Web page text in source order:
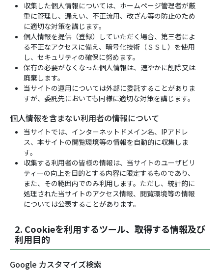
収集した個人情報については、ホームページ管理者が厳
重に管理し、漏えい、不正流用、改ざん等の防止のため
に適切な対策を講じます。
個人情報を提供（登録）していただく場合、第三者によ
る不正なアクセスに備え、暗号化技術（ＳＳＬ）を使用
し、セキュリティの確保に努めます。
保有の必要がなくなった個人情報は、速やかに削除又は
廃棄します。
当サイトの運用については外部に委託することがありま
すが、委託先においても同様に適切な対策を講じます。
個人情報を含まない利用者の情報について
当サイトでは、インターネットドメイン名、IPアドレ
ス、本サイトの閲覧環境等の情報を自動的に収集しま
す。
収集する利用者の皆様の情報は、当サイトのユーザビリ
ティーの向上を目的とする内容に限定するものであり、
また、その範囲内でのみ利用します。ただし、統計的に
処理された当サイトのアクセス情報、閲覧環境等の情報
については公表することがあります。
2. Cookieを利用するツール、取得する情報及び
利用目的
Google カスタマイズ検索